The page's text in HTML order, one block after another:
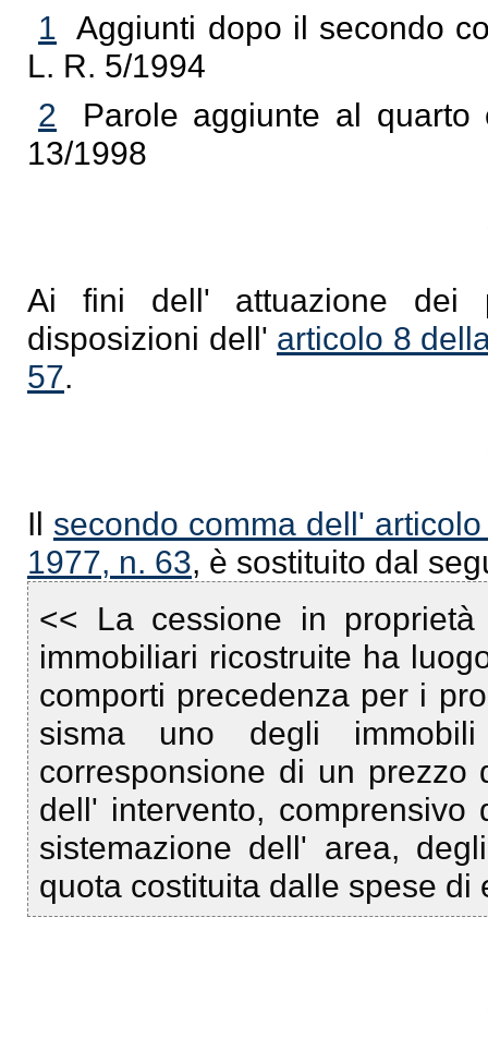
1 Aggiunti dopo il secondo
L. R. 5/1994
2
Parole aggiunte al
13/1998
Ai fini dell' attuazione dei
disposizioni dell' articolo 8
57.
Il secondo comma dell'
1977, n. 63, è sostituito dal
<< La cessione in
immobiliari ricostruite ha
comporti precedenza per i
sisma uno degli
corresponsione di un prezzo
dell' intervento,
sistemazione dell' area,
quota costituita dalle spese di